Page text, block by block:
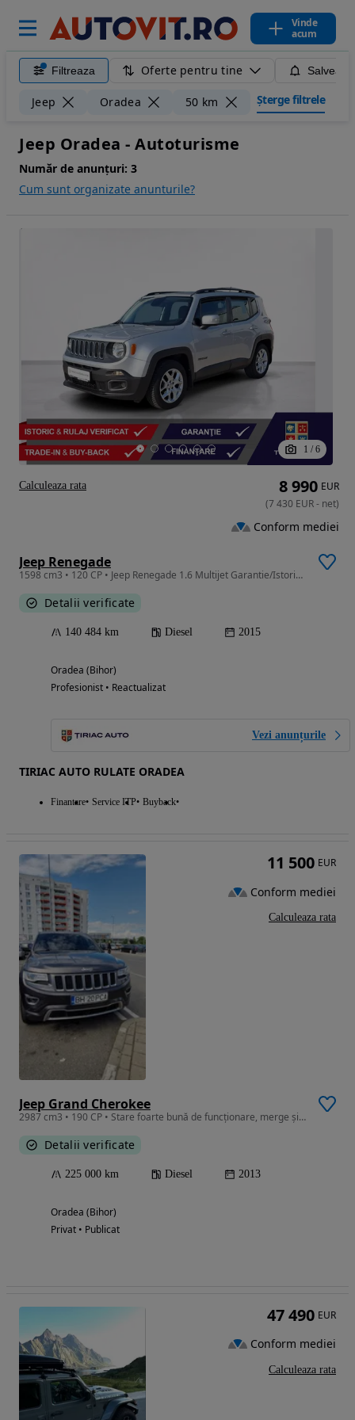
Vinde
acum
Filtreaza Oferte pentru tine
Jeep Oradea 50 km Șterge filtrele
Jeep Oradea - Autoturisme
Număr de anunțuri: 3
Cum sunt organizate anunturile?
1 / 6
Jeep Renegade
1598 cm3 • 120 CP • Jeep Renegade 1.6 Multijet Garantie/Istoric/Finantare
Detalii verificate
140 484 km Diesel 2015
Oradea (Bihor)
Profesionist • Reactualizat
Vezi anunțurile
TIRIAC AUTO RULATE ORADEA
Finantare Service ITP Buyback
8 990 EUR
(7 430 EUR- net)
Conform mediei
Calculeaza rata
Jeep Grand Cherokee
2987 cm3 • 190 CP • Stare foarte bună de funcționare, merge și arată impecabil.
Detalii verificate
225 000 km Diesel 2013
Oradea (Bihor)
Privat • Publicat
11 500 EUR
Conform mediei
Calculeaza rata
47 490 EUR
Conform mediei
Calculeaza rata